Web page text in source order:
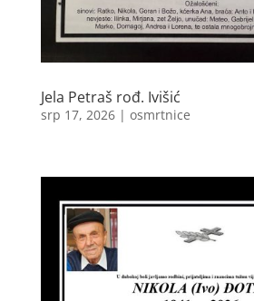
Jela Petraš rođ. Ivišić
srp 17, 2026| osmrtnice